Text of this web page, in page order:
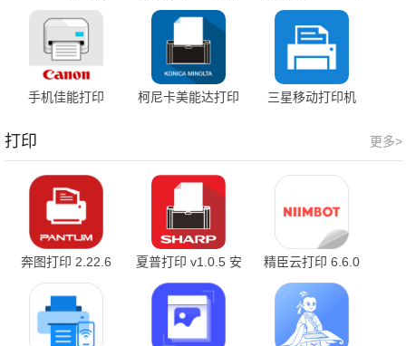
6.14.0 最新版
版
卓版
手机佳能打印
柯尼卡美能达打印
三星移动打印机
更多>
打印
奔图打印 2.22.6
夏普打印 v1.0.5 安
卓版
精臣云打印 6.6.0
官方版